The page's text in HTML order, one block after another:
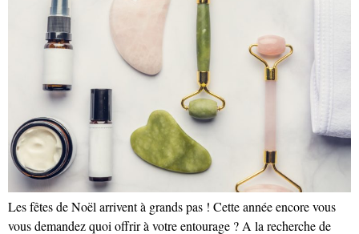
Les fêtes de Noël arrivent à grands pas ! Cette année encore vous
vous demandez quoi offrir à votre entourage ? A la recherche de